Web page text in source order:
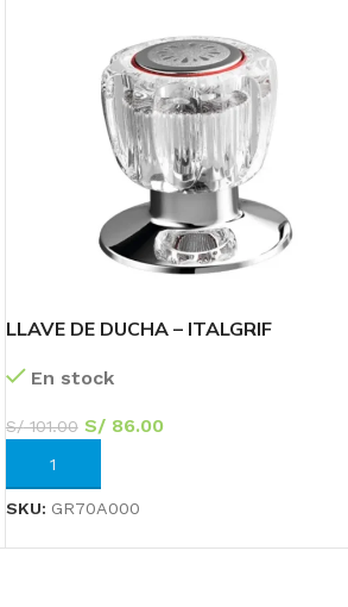
LLAVE DE DUCHA – ITALGRIF
En stock
S/101.00 S/86.00
AÑADIR AL CARRITO
SKU: GR70A000